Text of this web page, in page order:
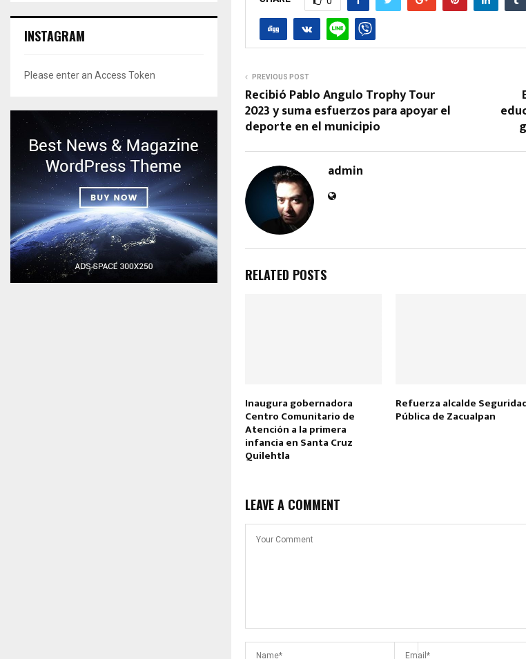
PREVIOUS POST
Recibió Pablo Angulo Trophy Tour
2023 y suma esfuerzos para apoyar el
deporte en el municipio
admin
RELATED POSTS
Inaugura gobernadora
Centro Comunitario de
Atención a la primera
infancia en Santa Cruz
Quilehtla
Refuerza alcalde
Pública de Zacualpan
LEAVE A COMMENT
INSTAGRAM
Please enter an Access Token